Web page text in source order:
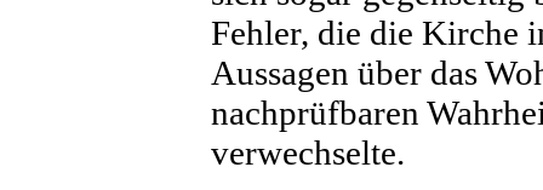
Fehler, die die Kirche
Aussagen über das
nachprüfbaren
verwechselte.